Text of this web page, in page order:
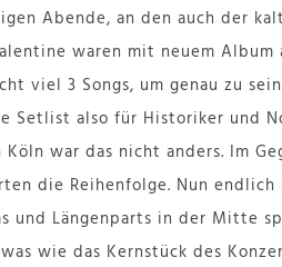
Abende, an den auch der
waren mit neuem
viel 3 Songs, um genau zu
Setlist also für Historiker und
war das nicht anders. Im
die Reihenfolge. Nun endlich
und Längenparts in der Mitte
wie das Kernstück des